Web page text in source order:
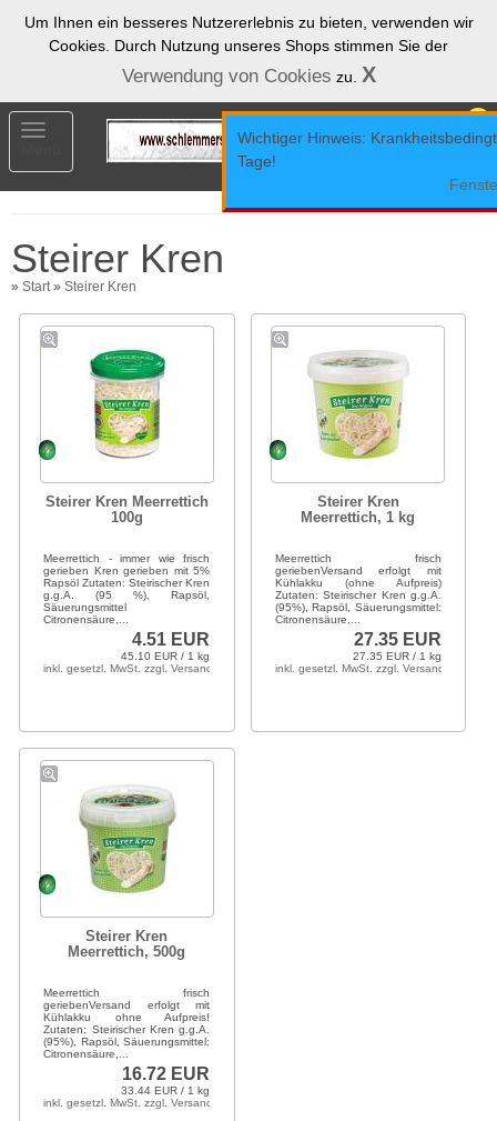
Um Ihnen ein besseres Nutzererlebnis zu bieten, verwenden wir
Cookies. Durch Nutzung unseres Shops stimmen Sie der
Verwendung von Cookies zu. X
Wichtiger Hinweis:
Tage!
0
Toggle
navigation
Steirer Kren
» Start» Steirer Kren
Steirer Kren Meerrettich
100g
Meerrettich - immer wie frisch
gerieben Kren gerieben mit 5%
Rapsöl Zutaten: Steirischer Kren
g.g.A. (95 %), Rapsöl,
Säuerungsmittel
Citronensäure,...
4.51 EUR
45.10 EUR / 1 kg
inkl. gesetzl. MwSt. zzgl. Versandkosten
Steirer Kren
Meerrettich, 1 kg
Meerrettich frisch
geriebenVersand erfolgt mit
Kühlakku (ohne Aufpreis)
Zutaten: Steirischer Kren g.g.A.
(95%), Rapsöl, Säuerungsmittel:
Citronensäure,...
27.35 EUR
27.35 EUR / 1 kg
inkl. gesetzl. MwSt. zzgl. Versandkosten
Steirer Kren
Meerrettich, 500g
Meerrettich frisch
geriebenVersand erfolgt mit
Kühlakku ohne Aufpreis!
Zutaten: Steirischer Kren g.g.A.
(95%), Rapsöl, Säuerungsmittel:
Citronensäure,...
16.72 EUR
33.44 EUR / 1 kg
inkl. gesetzl. MwSt. zzgl. Versandkosten